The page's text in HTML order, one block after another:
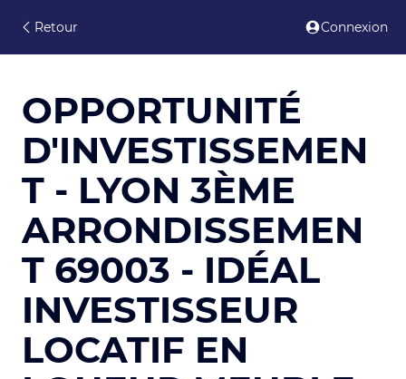
Retour Connexion
OPPORTUNITÉ
D'INVESTISSEMEN
T - LYON 3ÈME
ARRONDISSEMEN
T 69003 - IDÉAL
INVESTISSEUR
LOCATIF EN